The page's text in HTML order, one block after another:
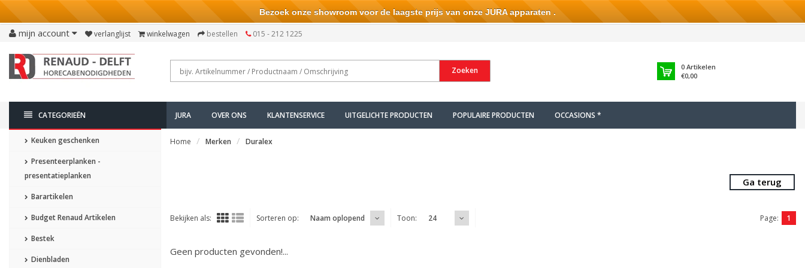
mijn account verlanglijst winkelwagen bestellen 015 - 212 1225
Zoeken 0Artikelen
€0,00
CATEGORIEËN JURA OVER ONS KLANTENSERVICE UITGELICHTE PRODUCTEN POPULAIRE PRODUCTEN OCCASIONS *
Keuken geschenken
Presenteerplanken -
presentatieplanken
Barartikelen
Budget Renaud Artikelen
Bestek
Dienbladen
Home Merken Duralex
Ga terug
Bekijken als: Sorteren op: Naam oplopend Toon: 24 Page: 1
Geen producten gevonden!...
Bezoek onze showroom voor de laagste prijs van onze JURA apparaten .